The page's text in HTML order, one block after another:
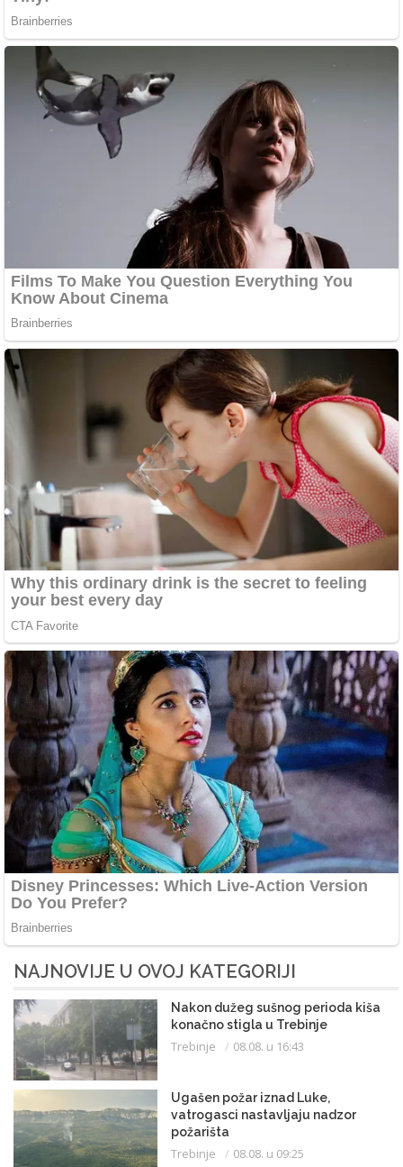
NAJNOVIJE U OVOJ KATEGORIJI
Nakon dužeg sušnog perioda kiša
konačno stigla u Trebinje
Trebinje 08.08. u 16:43
Ugašen požar iznad Luke,
vatrogasci nastavljaju nadzor
požarišta
Trebinje 08.08. u 09:25